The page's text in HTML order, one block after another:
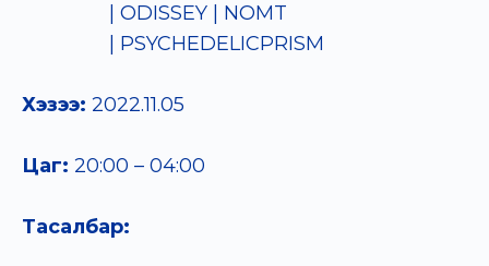
| ODISSEY | NOMT
| PSYCHEDELICPRISM
Хэзээ: 2022.11.05
Цаг: 20:00 – 04:00
Тасалбар: